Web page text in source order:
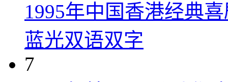
1995年中国香港经典
蓝光双语双字
7